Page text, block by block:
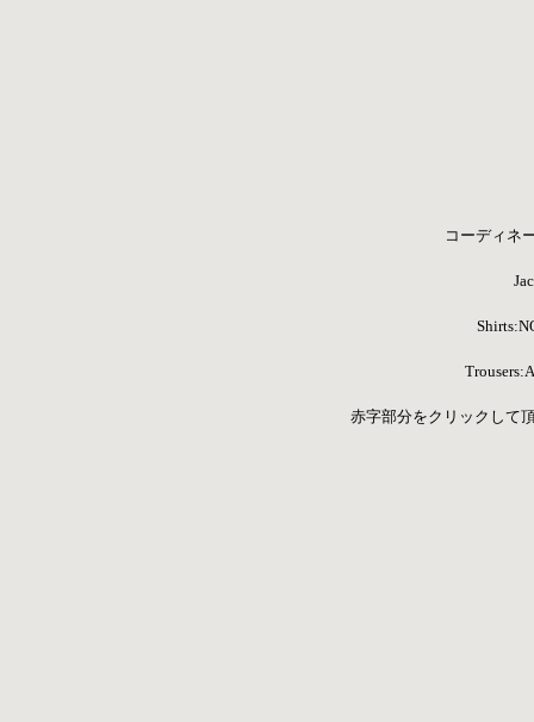
コーディネ
赤字部分をクリックして